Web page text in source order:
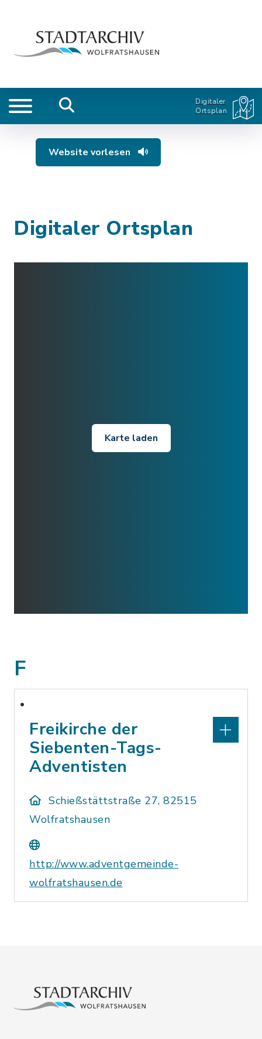
Digitaler
Ortsplan
Website vorlesen
Digitaler Ortsplan
Karte laden
F
Freikirche der
Siebenten-Tags-
Adventisten
Schießstättstraße 27, 82515
Wolfratshausen
http://www.adventgemeinde-
wolfratshausen.de